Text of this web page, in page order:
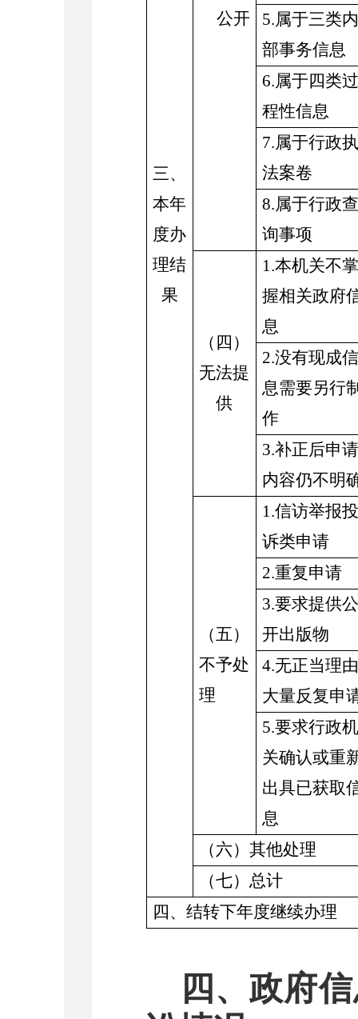
三、
本年
度办
理结
果
公开
5.属于三类
部事务信息
6.属于四类
程性信息
7.属于行政
法案卷
8.属于行政
询事项
（四）
无法提
供
1.本机关不
握相关政府
息
2.没有现成
息需要另行
作
3.补正后申
内容仍不明
（五）
不予处
理
1.信访举报
诉类申请
2.重复申请
3.要求提供
开出版物
4.无正当理
大量反复申
5.要求行政
关确认或重
出具已获取
息
（六）其他处理
（七）总计
四、结转下年度继续办理
四、政府